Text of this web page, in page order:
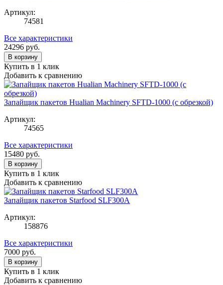
Артикул:
74581
Все характеристики
24296 руб.
В корзину
Купить в 1 клик
Добавить к сравнению
Запайщик пакетов Hualian Machinery SFTD-1000 (с обрезкой)
Артикул:
74565
Все характеристики
15480 руб.
В корзину
Купить в 1 клик
Добавить к сравнению
Запайщик пакетов Starfood SLF300A
Артикул:
158876
Все характеристики
7000 руб.
В корзину
Купить в 1 клик
Добавить к сравнению